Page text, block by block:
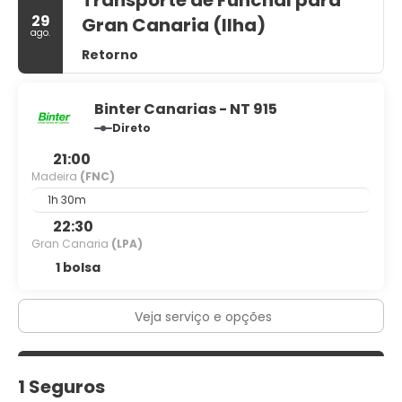
29
ago.
Gran Canaria (Ilha)
Retorno
Binter Canarias - NT 915
Direto
21:00
Madeira (FNC)
1h 30m
22:30
Gran Canaria (LPA)
1 bolsa
Veja serviço e opções
1 Seguros